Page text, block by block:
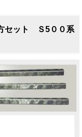
セット Ｓ5００系